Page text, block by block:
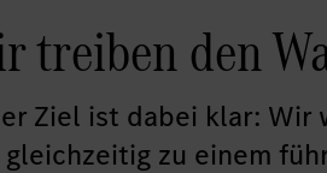
treiben den
Ziel ist dabei klar:
gleichzeitig zu einem